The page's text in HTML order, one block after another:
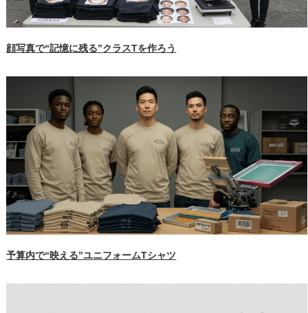
顔写真で“記憶に残る”クラスTを作ろう
予算内で“映える”ユニフォームTシャツ